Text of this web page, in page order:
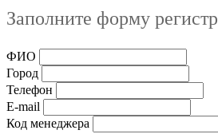
Заполните форму
ФИО
Город
Телефон
E-mail
Код менеджера